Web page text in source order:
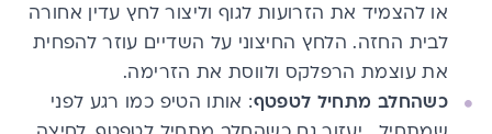
או להצמיד את הזרועות לגוף וליצור לחץ עדין אחורה
לבית החזה. הלחץ החיצוני על השדיים עוזר להפחית
את עוצמת הרפלקס ולווסת את הזרימה.
כשהחלב מתחיל לטפטף: אותו הטיפ כמו רגע לפני